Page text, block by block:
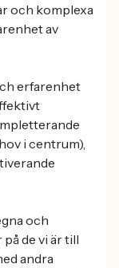
och komplexa
av
erfarenhet
i centrum),
och
de vi är till
andra